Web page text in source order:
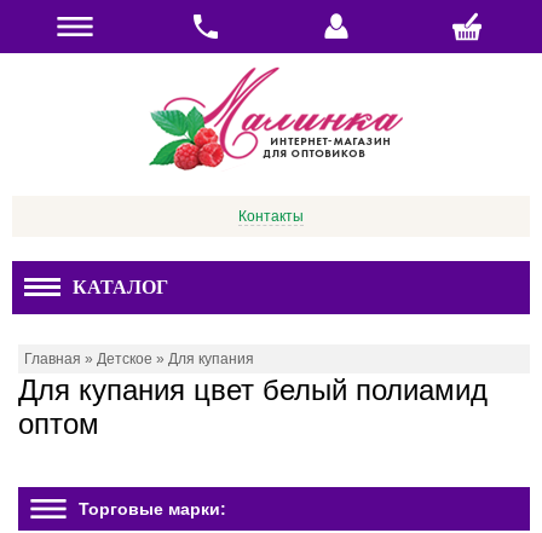
Контакты
КАТАЛОГ
Главная » Детское » Для купания
Для купания цвет белый полиамид
оптом
Торговые марки: